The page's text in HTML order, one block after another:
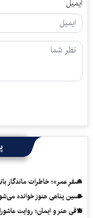
ایمیل
«سفرِ عمر»؛ خاطرات ماندگار
حسین پناهی هنوز خوانده
تلاقی هنر و ایمان؛ روایت